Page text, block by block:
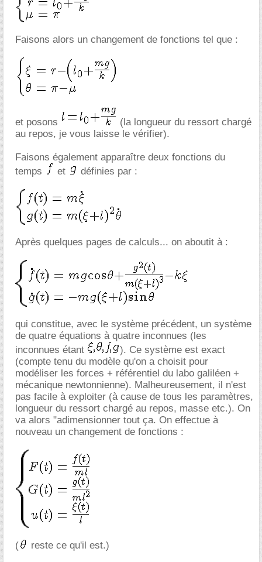
Faisons alors un changement de fonctions tel que :
et posons
(la longueur du ressort chargé
au repos, je vous laisse le vérifier).
Faisons également apparaître deux fonctions du
temps
et définies par :
Après quelques pages de calculs... on aboutit à :
qui constitue, avec le système précédent, un système
de quatre équations à quatre inconnues (les
inconnues étant
). Ce système est exact
(compte tenu du modèle qu'on a choisit pour
modéliser les forces + référentiel du labo galiléen +
mécanique newtonnienne). Malheureusement, il n'est
pas facile à exploiter (à cause de tous les paramètres,
longueur du ressort chargé au repos, masse etc.). On
va alors "adimensionner tout ça. On effectue à
nouveau un changement de fonctions :
( reste ce qu'il est.)